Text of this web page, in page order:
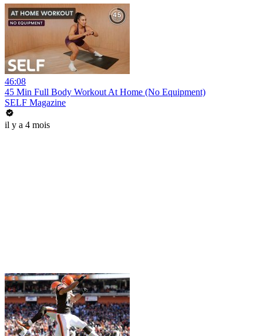
46:08
45 Min Full Body Workout At Home (No Equipment)
SELF Magazine
il y a 4 mois